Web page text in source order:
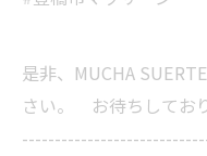
是非、MUCHA
さい。 お待ちしており